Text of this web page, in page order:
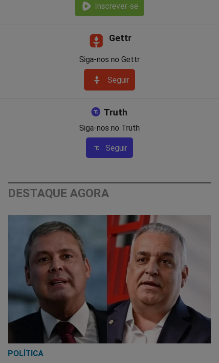
Inscrever-se
Gettr
Siga-nos no Gettr
Seguir
Truth
Siga-nos no Truth
Seguir
DESTAQUE AGORA
POLÍTICA